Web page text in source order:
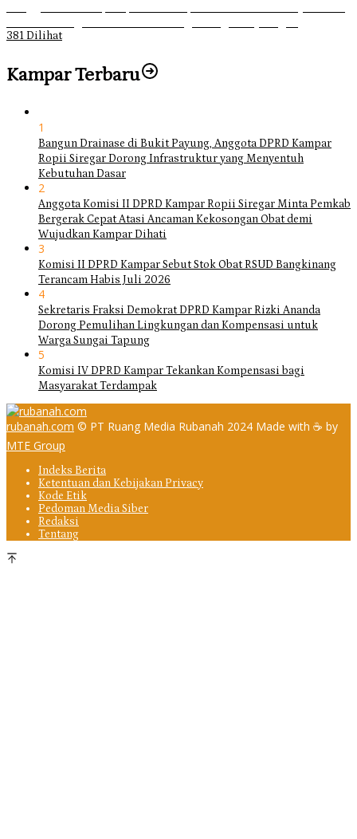
381 Dilihat
Kampar Terbaru
1
Bangun Drainase di Bukit Payung, Anggota DPRD Kampar
Ropii Siregar Dorong Infrastruktur yang Menyentuh
Kebutuhan Dasar
2
Anggota Komisi II DPRD Kampar Ropii Siregar Minta Pemkab
Bergerak Cepat Atasi Ancaman Kekosongan Obat demi
Wujudkan Kampar Dihati
3
Komisi II DPRD Kampar Sebut Stok Obat RSUD Bangkinang
Terancam Habis Juli 2026
4
Sekretaris Fraksi Demokrat DPRD Kampar Rizki Ananda
Dorong Pemulihan Lingkungan dan Kompensasi untuk
Warga Sungai Tapung
5
Komisi IV DPRD Kampar Tekankan Kompensasi bagi
Masyarakat Terdampak
rubanah.com © PT Ruang Media Rubanah 2024 Made with ☕ by
MTE Group
Indeks Berita
Ketentuan dan Kebijakan Privacy
Kode Etik
Pedoman Media Siber
Redaksi
Tentang